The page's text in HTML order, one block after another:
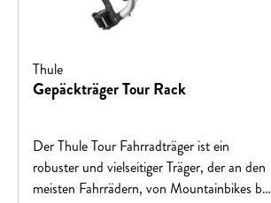
Thule
Gepäckträger Tour Rack
Der Thule Tour Fahrradträger ist ein
robuster und vielseitiger Träger, der an den
meisten Fahrrädern, von Mountainbikes bis